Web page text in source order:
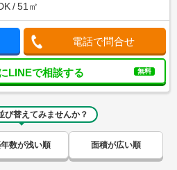
51㎡
電話で問合せ
LINEで相談する 無料
び替えてみませんか？
数が浅い順 面積が広い順